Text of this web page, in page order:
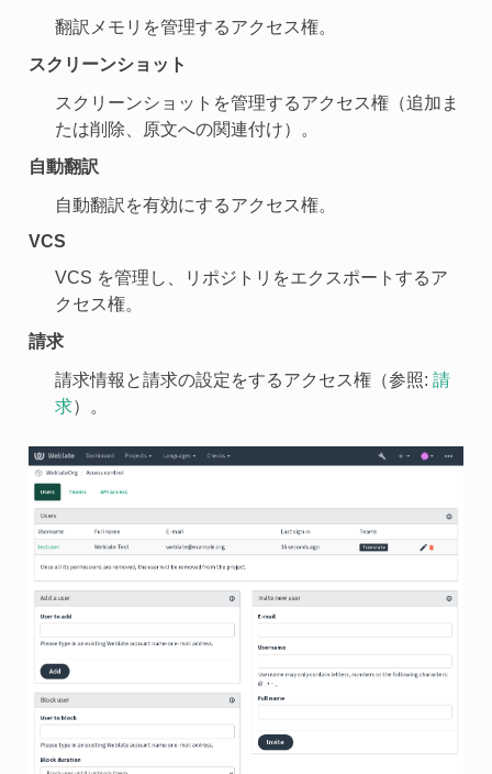
翻訳メモリを管理するアクセス権。
スクリーンショット
スクリーンショットを管理するアクセス権（追加ま
たは削除、原文への関連付け）。
自動翻訳
自動翻訳を有効にするアクセス権。
VCS
VCS を管理し、リポジトリをエクスポートするア
クセス権。
請求
請求情報と請求の設定をするアクセス権（参照: 請
求）。